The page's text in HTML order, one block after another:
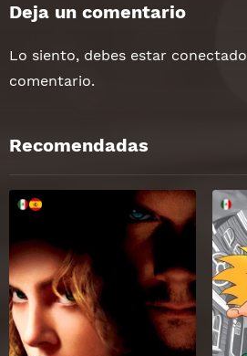
Deja un comentario
Lo siento, debes estar conectado
comentario.
Recomendadas